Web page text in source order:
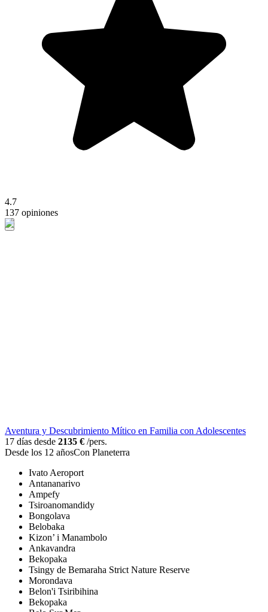
4.7
137 opiniones
Aventura y Descubrimiento Mítico en Familia con Adolescentes
17 días desde 2135 € /pers.
Desde los 12 añosCon Planeterra
Ivato Aeroport
Antananarivo
Ampefy
Tsiroanomandidy
Bongolava
Belobaka
Kizon’ i Manambolo
Ankavandra
Bekopaka
Tsingy de Bemaraha Strict Nature Reserve
Morondava
Belon'i Tsiribihina
Bekopaka